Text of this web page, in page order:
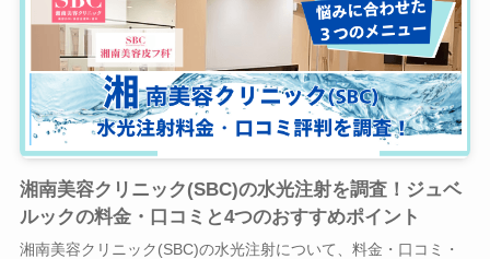
湘南美容クリニック(SBC)の水光注射を調査！ジュベ
ルックの料金・口コミと4つのおすすめポイント
湘南美容クリニック(SBC)の水光注射について、料金・口コミ・